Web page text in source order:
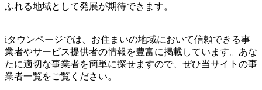
ふれる地域として発展が期待できます。
iタウンページでは、お住まいの地域において信頼できる事
業者やサービス提供者の情報を豊富に掲載しています。あな
たに適切な事業者を簡単に探せますので、ぜひ当サイトの事
業者一覧をご覧ください。